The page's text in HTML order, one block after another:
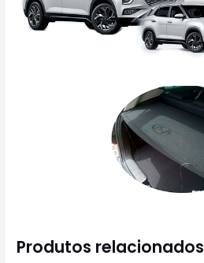
Produtos relacionados